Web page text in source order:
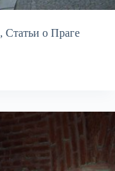
, Статьи о Праге